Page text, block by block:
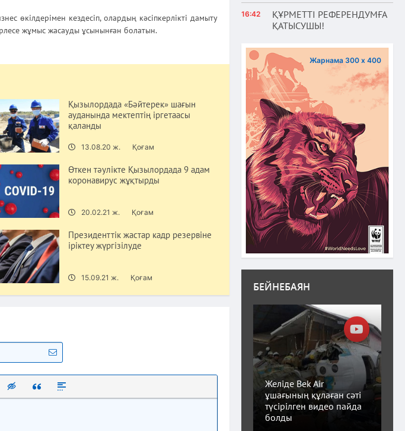
өкілдерімен кездесіп, олардың кәсіпкерлікті дамыту
жұмыс жасауды ұсынынған болатын.
Қызылордада «Бәйтерек» шағын
ауданында мектептің іргетаасы
қаланды
13.08.20 ж. Қоғам
Өткен тәулікте Қызылордада 9 адам
коронавирус жұқтырды
20.02.21 ж. Қоғам
Президенттік жастар кадр резервіне
іріктеу жүргізілуде
15.09.21 ж. Қоғам
защищенную ссылку
Вставка скрытого текста
Вставка цитаты
Вставка спойлера
16:42
ҚҰРМЕТТІ РЕФЕРЕНДУМҒА
ҚАТЫСУШЫ!
Жарнама 300 х 400
БЕЙНЕБАЯН
Желіде Bek Air
ұшағының құлаған сәті
түсірілген видео пайда
болды